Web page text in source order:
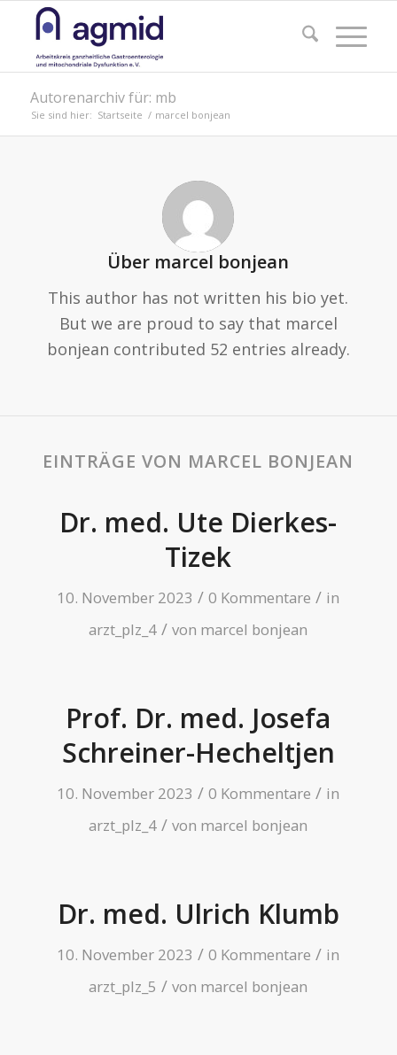
Autorenarchiv für: mb
Sie sind hier: Startseite / marcel bonjean
Über marcel bonjean
This author has not written his bio yet.
But we are proud to say that marcel
bonjean contributed 52 entries already.
EINTRÄGE VON MARCEL BONJEAN
Dr. med. Ute Dierkes-
Tizek
10. November 2023 / 0 Kommentare / in
arzt_plz_4 / von marcel bonjean
Prof. Dr. med. Josefa
Schreiner-Hecheltjen
10. November 2023 / 0 Kommentare / in
arzt_plz_4 / von marcel bonjean
Dr. med. Ulrich Klumb
10. November 2023 / 0 Kommentare / in
arzt_plz_5 / von marcel bonjean